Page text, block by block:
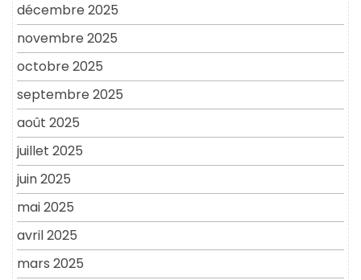
décembre 2025
novembre 2025
octobre 2025
septembre 2025
août 2025
juillet 2025
juin 2025
mai 2025
avril 2025
mars 2025